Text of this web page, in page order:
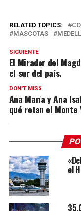
RELATED TOPICS:
MASCOTAS
SIGUIENTE
El Mirador del
el sur del país.
DON'T MISS
Ana María y Ana
qué retan el Monte
el